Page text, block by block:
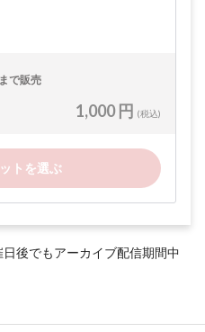
で販売
1,000 円 (税込)
トを選ぶ
後でもアーカイブ配信期間中